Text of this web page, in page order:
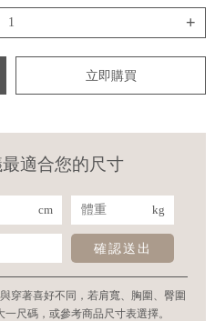
+
立即購買
適合您的尺寸
cm kg
確認送出
穿著喜好不同，若肩寬、胸圍、臀圍
尺碼，或參考商品尺寸表選擇。